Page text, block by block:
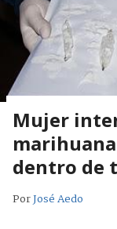
Mujer
dentro de
PorJosé Aedo